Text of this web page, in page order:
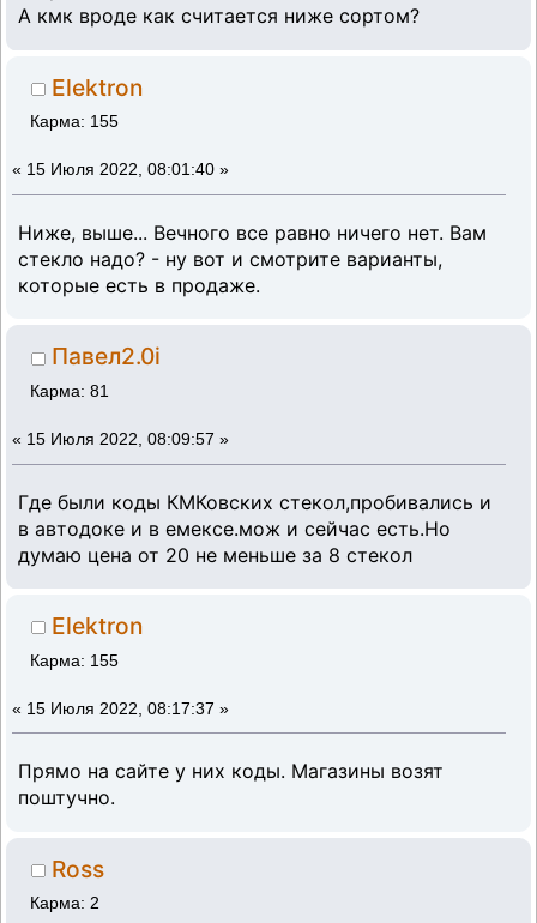
А кмк вроде как считается ниже сортом?
Elektron
Карма: 155
« 15 Июля 2022, 08:01:40 »
Ниже, выше... Вечного все равно ничего нет. Вам
стекло надо? - ну вот и смотрите варианты,
которые есть в продаже.
Павел2.0i
Карма: 81
« 15 Июля 2022, 08:09:57 »
Где были коды КМКовских стекол,пробивались и
в автодоке и в емексе.мож и сейчас есть.Но
думаю цена от 20 не меньше за 8 стекол
Elektron
Карма: 155
« 15 Июля 2022, 08:17:37 »
Прямо на сайте у них коды. Магазины возят
поштучно.
Ross
Карма: 2